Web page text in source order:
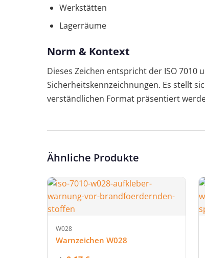
Werkstätten
Lagerräume
Norm & Kontext
Dieses Zeichen entspricht der ISO
Sicherheitskennzeichnungen. Es stellt
verständlichen Format präsentiert
Ähnliche Produkte
W028
Warnzeichen W028